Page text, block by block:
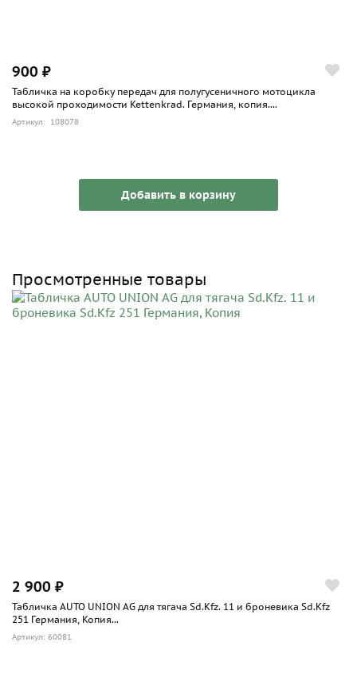
900 ₽
Табличка на коробку передач для полугусеничного мотоцикла
высокой проходимости Kettenkrad. Германия, копия....
Артикул: 108078
Добавить в корзину
Просмотренные товары
2 900 ₽
Табличка AUTO UNION AG для тягача Sd.Kfz. 11 и броневика Sd.Kfz
251 Германия, Копия...
Артикул: 60081